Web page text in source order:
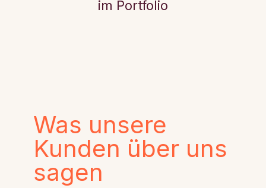
im Portfolio
Was unsere
Kunden über uns
sagen